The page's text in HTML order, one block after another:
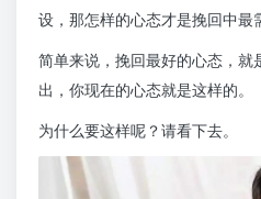
设，那怎样的心态才是挽回中最
简单来说，挽回最好的心态，就
出，你现在的心态就是这样的。
为什么要这样呢？请看下去。